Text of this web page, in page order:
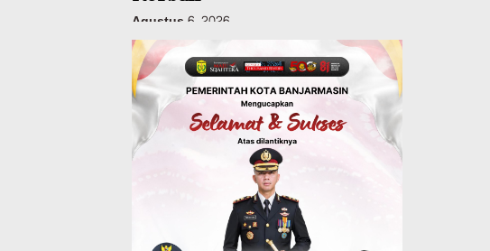
Agustus 6, 2026
Dinas PUPR Kalsel Pembangunan
Tindak Lanjut
Pascakecelakaan Maut,
Pemerintah Janji
Tingkatkan Fasilitas
Keselamatan Jalan
Alternatif Banjarbaru–